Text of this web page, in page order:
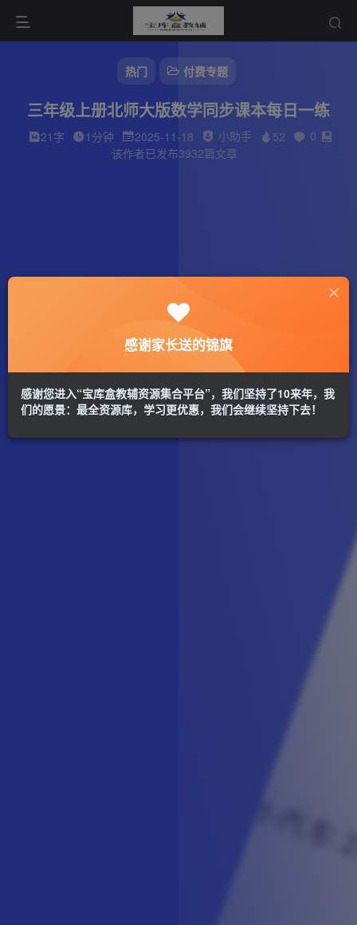
热门 付费专题
三年级上册北师大版数学同步课本每日一练
21字 1分钟 2025-11-18 小助手 52
0
该作者已发布3932篇文章
感谢家长送的锦旗
感谢您进入“宝库盒教辅资源集合平台”，我们坚持了10来年，我
们的愿景：最全资源库，学习更优惠，我们会继续坚持下去！